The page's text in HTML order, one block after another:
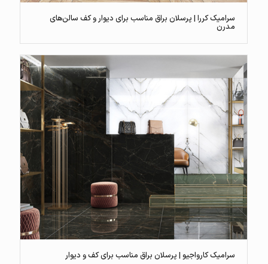
سرامیک کررا | پرسلان براق مناسب برای دیوار و کف سالن‌های
مدرن
سرامیک کارواجیو | پرسلان براق مناسب برای کف و دیوار